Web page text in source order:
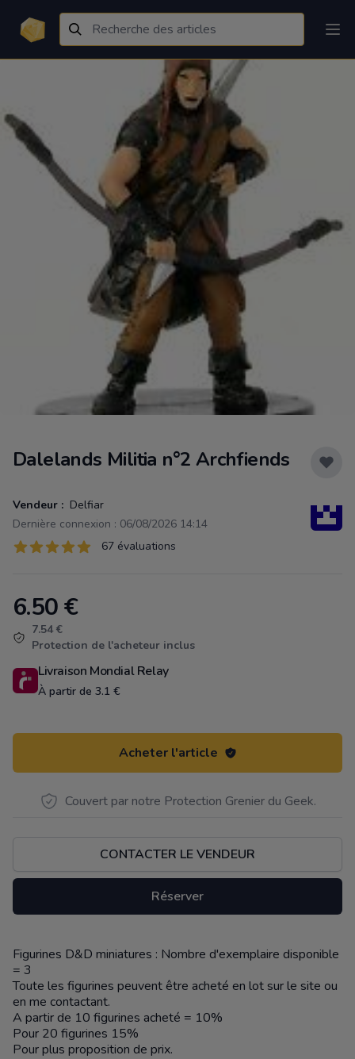
Dalelands Militia n°2 Archfiends
Vendeur : Delfiar
Dernière connexion : 06/08/2026 14:14
Évaluations
67 sur 5 étoiles 67 évaluations
Product information
6.50€
7.54 €
Protection de l'acheteur inclus
Livraison Mondial Relay
À partir de 3.1 €
Acheter l'article
Couvert par notre Protection Grenier du Geek.
CONTACTER LE VENDEUR
Réserver
Description
Figurines D&D miniatures : Nombre d'exemplaire disponible
= 3
Toute les figurines peuvent être acheté en lot sur le site ou
en me contactant.
A partir de 10 figurines acheté = 10%
Pour 20 figurines 15%
Pour plus proposition de prix.